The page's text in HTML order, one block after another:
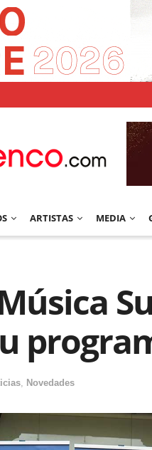
ARTISTAS MEDIA
, Novedades